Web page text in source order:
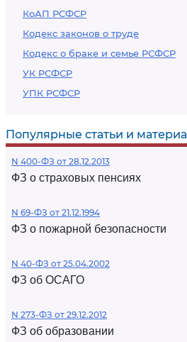
КоАП РСФСР
Кодекс законов о труде
Кодекс о браке и семье РСФСР
УК РСФСР
УПК РСФСР
Популярные статьи и
N 400-ФЗ от 28.12.2013
ФЗ о страховых пенсиях
N 69-ФЗ от 21.12.1994
ФЗ о пожарной безопасности
N 40-ФЗ от 25.04.2002
ФЗ об ОСАГО
N 273-ФЗ от 29.12.2012
ФЗ об образовании